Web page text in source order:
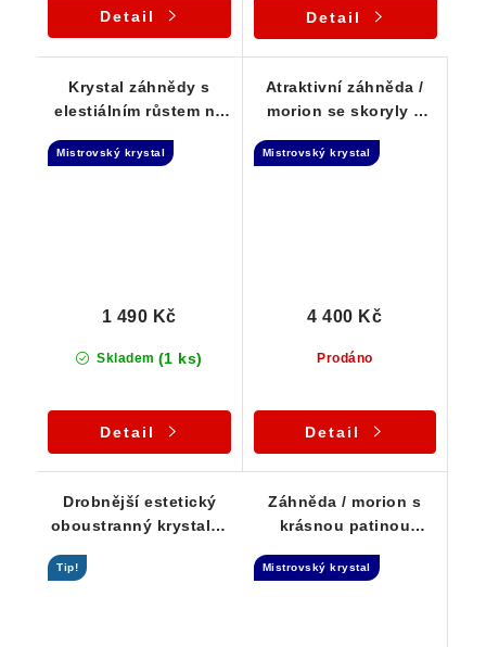
Detail Detail
Krystal záhnědy s
elestiálním růstem na
Mistrovský krystal
Skladem (1 ks)
1 490 Kč
Detail
Atraktivní záhněda /
morion se skoryly a
Elestial + Samoléčitel
Mistrovský krystal
Prodáno
4 400 Kč
Detail
Drobnější estetický
oboustranný krystalek
Tip!
Záhněda / morion s
krásnou patinou
albit
Mistrovský krystal